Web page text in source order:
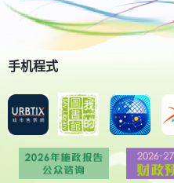
手机程式